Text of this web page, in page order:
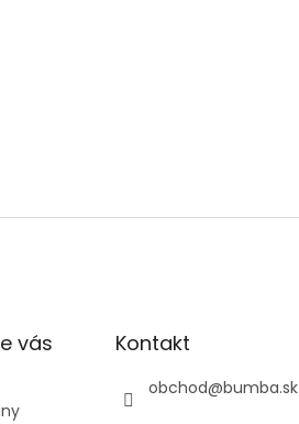
vás Kontakt
obchod@bumba.sk